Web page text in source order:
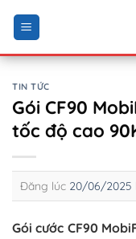
content
TIN TỨC
Gói CF90
tốc độ cao
Đăng lúc 20/06/2025
Gói cước CF90